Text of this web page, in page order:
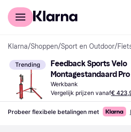
Voor shoppers
Klarna/Shoppen/Sport en Outdoor/
Trending
Feedback Sports Velo
Montagestandaard
Rouge
Werkbank
Vergelijk prijzen vanaf€
Probeer flexibele betalingen met